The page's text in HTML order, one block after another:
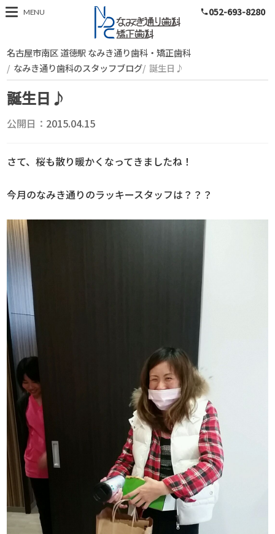
スタッフブログ
MENU phone052-693-8280
名古屋市南区 道徳駅 なみき通り歯科・矯正歯科
なみき通り歯科のスタッフブログ 誕生日♪
誕生日♪
公開日： 2015.04.15
さて、桜も散り暖かくなってきましたね！
今月のなみき通りのラッキースタッフは？？？